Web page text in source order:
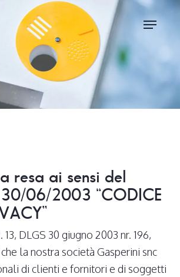
Menu
resa ai sensi del
06/2003 “CODICE
DLGS 30 giugno 2003 nr. 196,
la nostra società Gasperini snc
di clienti e fornitori e di soggetti